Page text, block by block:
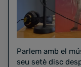
Parlem amb el
seu setè disc